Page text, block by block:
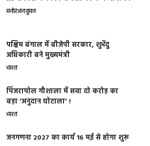
मनोरंजनवुमन
पश्चिम बंगाल में बीजेपी सरकार, शुभेंदु
अधिकारी बने मुख्यमंत्री
भारत
​पिंजरापोल गौशाला में सवा दो करोड़ का
बड़ा ‘अनुदान घोटाला’ !
भारत
जनगणना 2027 का कार्य 16 मई से होगा शुरू